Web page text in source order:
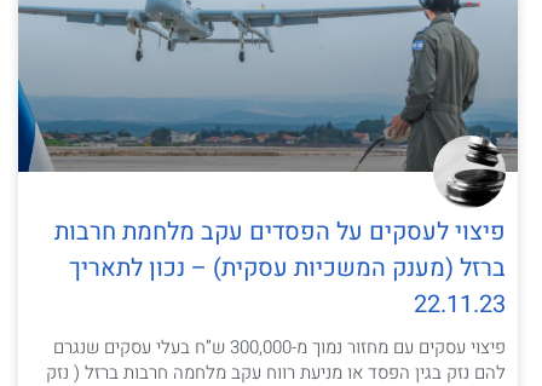
פיצוי לעסקים על הפסדים עקב מלחמת חרבות
ברזל (מענק המשכיות עסקית) – נכון לתאריך
22.11.23
פיצוי עסקים עם מחזור נמוך מ-300,000 ש”ח בעלי עסקים שנגרם
להם נזק בגין הפסד או מניעת רווח עקב מלחמה חרבות ברזל ( נזק